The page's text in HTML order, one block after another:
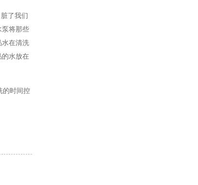
了我们
泵将那些
水在清洗
的水放在
的时间控